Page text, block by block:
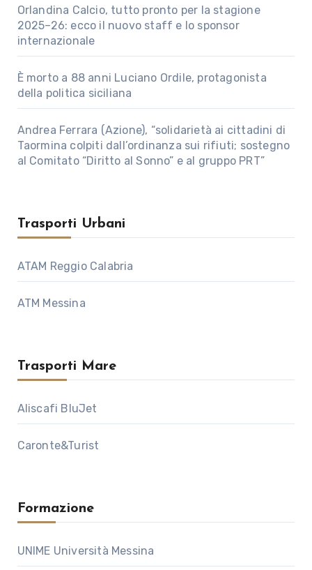
Orlandina Calcio, tutto pronto per la stagione
2025–26: ecco il nuovo staff e lo sponsor
internazionale
È morto a 88 anni Luciano Ordile, protagonista
della politica siciliana
Andrea Ferrara (Azione), “solidarietà ai cittadini di
Taormina colpiti dall’ordinanza sui rifiuti; sostegno
al Comitato “Diritto al Sonno” e al gruppo PRT”
Trasporti Urbani
ATAM Reggio Calabria
ATM Messina
Trasporti Mare
Aliscafi BluJet
Caronte&Turist
Formazione
UNIME Università Messina